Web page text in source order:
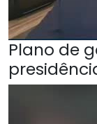
Plano de